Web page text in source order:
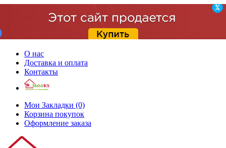
О нас
Доставка и оплата
Контакты
Мои Закладки (0)
Корзина покупок
Оформление заказа